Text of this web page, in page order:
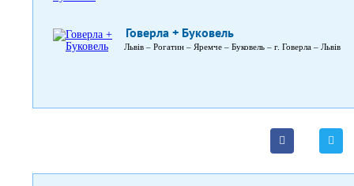
Говерла + Буковель
Львів – Рогатин – Яремче – Буковель – г. Говерла – Львів